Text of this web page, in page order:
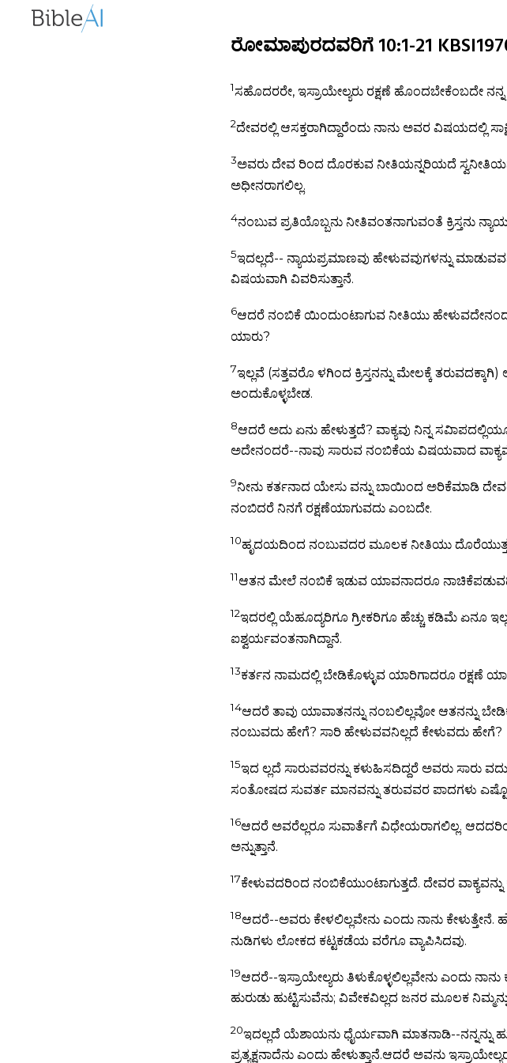
ರೋಮಾಪುರದವರಿಗೆ 10:1-21
1ಸಹೊದರರೇ, ಇಸ್ರಾಯೇಲ್ಯರು ರಕ್ಷಣೆ ಹೊಂದಬೇಕೆಂಬದೇ
2ದೇವರಲ್ಲಿ ಆಸಕ್ತರಾಗಿದ್ದಾರೆಂದು ನಾನು ಅವರ ವಿಷಯದಲ್ಲಿ
3ಅವರು ದೇವ ರಿಂದ ದೊರಕುವ ನೀತಿಯನ್ನರಿಯದೆ
ಅಧೀನರಾಗಲಿಲ್ಲ.
4ನಂಬುವ ಪ್ರತಿಯೊಬ್ಬನು ನೀತಿವಂತನಾಗುವಂತೆ ಕ್ರಿಸ್ತನು
5ಇದಲ್ಲದೆ-- ನ್ಯಾಯಪ್ರಮಾಣವು ಹೇಳುವವುಗಳನ್ನು
ವಿಷಯವಾಗಿ ವಿವರಿಸುತ್ತಾನೆ.
6ಆದರೆ ನಂಬಿಕೆ ಯಿಂದುಂಟಾಗುವ ನೀತಿಯು
ಯಾರು?
7ಇಲ್ಲವೆ (ಸತ್ತವರೊ ಳಗಿಂದ ಕ್ರಿಸ್ತನನ್ನು ಮೇಲಕ್ಕೆ
ಅಂದುಕೊಳ್ಳಬೇಡ.
8ಆದರೆ ಅದು ಏನು ಹೇಳುತ್ತದೆ? ವಾಕ್ಯವು ನಿನ್ನ
ಅದೇನಂದರೆ--ನಾವು ಸಾರುವ ನಂಬಿಕೆಯ ವಿಷಯವಾದ
9ನೀನು ಕರ್ತನಾದ ಯೇಸು ವನ್ನು ಬಾಯಿಂದ ಅರಿಕೆಮಾಡಿ
ನಂಬಿದರೆ ನಿನಗೆ ರಕ್ಷಣೆಯಾಗುವದು ಎಂಬದೇ.
10ಹೃದಯದಿಂದ ನಂಬುವದರ ಮೂಲಕ ನೀತಿಯು
11ಆತನ ಮೇಲೆ ನಂಬಿಕೆ ಇಡುವ ಯಾವನಾದರೂ
12ಇದರಲ್ಲಿ ಯೆಹೂದ್ಯರಿಗೂ ಗ್ರೀಕರಿಗೂ ಹೆಚ್ಚು ಕಡಿಮೆ ಏನೂ
ಐಶ್ವರ್ಯವಂತನಾಗಿದ್ದಾನೆ.
13ಕರ್ತನ ನಾಮದಲ್ಲಿ ಬೇಡಿಕೊಳ್ಳುವ ಯಾರಿಗಾದರೂ ರಕ್ಷಣೆ
14ಆದರೆ ತಾವು ಯಾವಾತನನ್ನು ನಂಬಲಿಲ್ಲವೋ ಆತನನ್ನು
ನಂಬುವದು ಹೇಗೆ? ಸಾರಿ ಹೇಳುವವನಿಲ್ಲದೆ ಕೇಳುವದು ಹೇಗೆ?
15ಇದ ಲ್ಲದೆ ಸಾರುವವರನ್ನು ಕಳುಹಿಸದಿದ್ದರೆ ಅವರು ಸಾರು
ಸಂತೋಷದ ಸುವರ್ತ ಮಾನವನ್ನು ತರುವವರ ಪಾದಗಳು
16ಆದರೆ ಅವರೆಲ್ಲರೂ ಸುವಾರ್ತೆಗೆ ವಿಧೇಯರಾಗಲಿಲ್ಲ.
ಅನ್ನುತ್ತಾನೆ.
17ಕೇಳುವದರಿಂದ ನಂಬಿಕೆಯುಂಟಾಗುತ್ತದೆ. ದೇವರ
18ಆದರೆ--ಅವರು ಕೇಳಲಿಲ್ಲವೇನು ಎಂದು ನಾನು
ನುಡಿಗಳು ಲೋಕದ ಕಟ್ಟಕಡೆಯ ವರೆಗೂ ವ್ಯಾಪಿಸಿದವು.
19ಆದರೆ--ಇಸ್ರಾಯೇಲ್ಯರು ತಿಳುಕೊಳ್ಳಲಿಲ್ಲವೇನು ಎಂದು
ಹುರುಡು ಹುಟ್ಟಿಸುವೆನು; ವಿವೇಕವಿಲ್ಲದ ಜನರ ಮೂಲಕ
20ಇದಲ್ಲದೆ ಯೆಶಾಯನು ಧೈರ್ಯವಾಗಿ ಮಾತನಾಡಿ--ನನ್ನನ್ನು
ಪ್ರತ್ಯಕ್ಷನಾದೆನು ಎಂದು ಹೇಳುತ್ತಾನೆ.ಆದರೆ ಅವನು